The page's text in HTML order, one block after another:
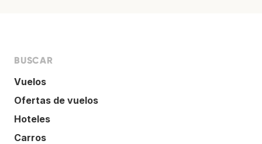
BUSCAR
Vuelos
Ofertas de vuelos
Hoteles
Carros